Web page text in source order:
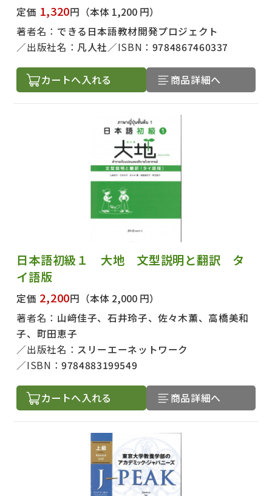
定価 1,320円 （本体 1,200 円）
著者名： できる日本語教材開発プロジェクト
出版社名： 凡人社 ISBN： 9784867460337
カートへ入れる 商品詳細へ
日本語初級１ 大地 文型説明と翻訳 タ
イ語版
定価 2,200円 （本体 2,000 円）
著者名： 山﨑佳子、石井玲子、佐々木薫、高橋美和
子、町田恵子
出版社名： スリーエーネットワーク
ISBN：9784883199549
カートへ入れる 商品詳細へ